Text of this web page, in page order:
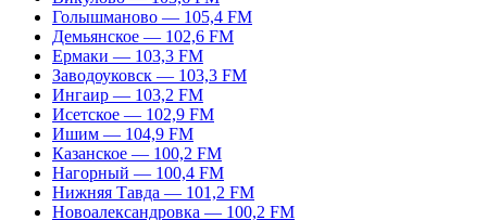
Голышманово — 105,4 FM
Демьянское — 102,6 FM
Ермаки — 103,3 FM
Заводоуковск — 103,3 FM
Ингаир — 103,2 FM
Исетское — 102,9 FM
Ишим — 104,9 FM
Казанское — 100,2 FM
Нагорный — 100,4 FM
Нижняя Тавда — 101,2 FM
Новоалександровка — 100,2 FM